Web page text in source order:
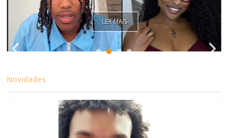
LER MAIS
Novidades